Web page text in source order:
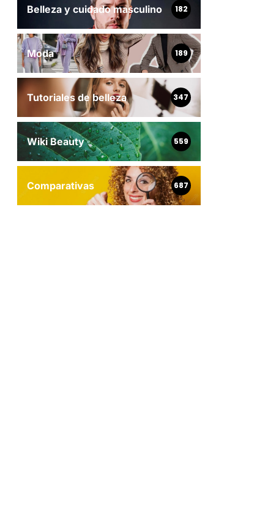
Belleza y cuidado masculino 182
Moda 189
Tutoriales de belleza 347
Wiki Beauty 559
Comparativas 687